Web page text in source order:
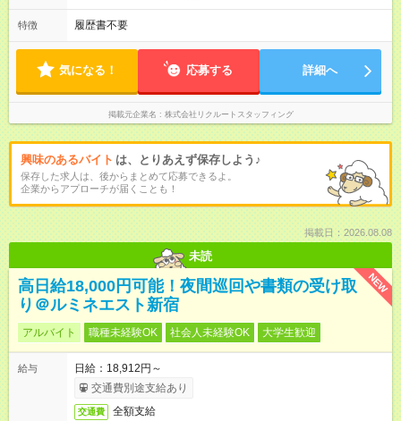
特徴 履歴書不要
気になる！ 応募する 詳細へ
掲載元企業名 株式会社リクルートスタッフィング
興味のあるバイト は、とりあえず保存しよう♪
保存した求人は、後からまとめて応募できるよ。
企業からアプローチが届くことも！
掲載日：2026.08.08
未読
NEW
高日給18,000円可能！夜間巡回や書類の受け取
り＠ルミネエスト新宿
アルバイト 職種未経験OK 社会人未経験OK 大学生歓迎
給与
日給：18,912円～
交通費別途支給あり
交通費 全額支給